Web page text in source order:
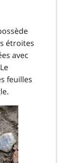
étroites
avec
feuilles